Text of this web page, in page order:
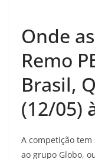
Onde
Remo
Brasil,
(12/05)
A competição
ao grupo Globo,